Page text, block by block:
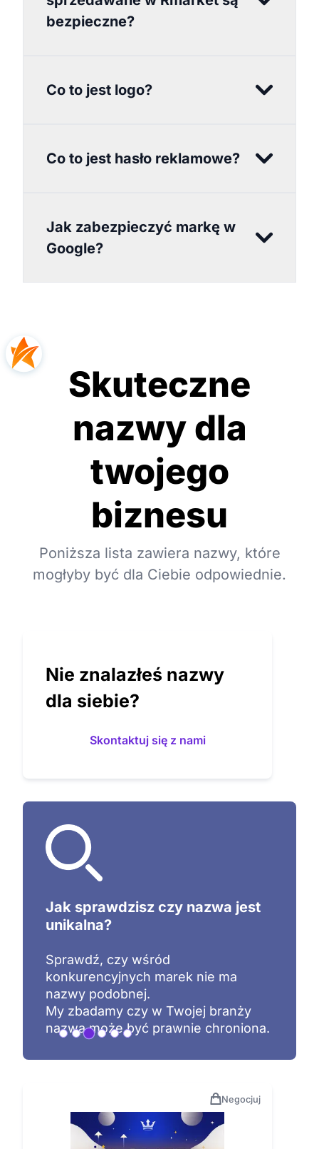
bezpieczne?
Co to jest logo?
Co to jest hasło reklamowe?
Jak zabezpieczyć markę w
Google?
Skuteczne
nazwy dla
twojego
biznesu
Poniższa lista zawiera nazwy, które
mogłyby być dla Ciebie odpowiednie.
Nie znalazłeś nazwy
dla siebie?
Skontaktuj się z nami
Jak sprawdzisz czy nazwa jest
unikalna?
Sprawdź, czy wśród
konkurencyjnych marek nie ma
nazwy podobnej.
My zbadamy czy w Twojej branży
nazwa może być prawnie chroniona.
Negocjuj